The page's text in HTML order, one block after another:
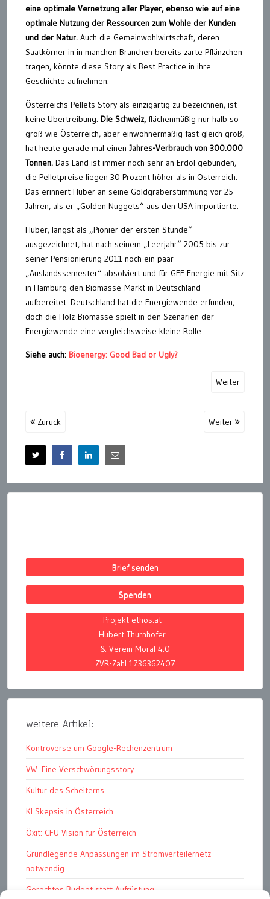
eine optimale Vernetzung aller Player, ebenso wie auf eine
optimale Nutzung der Ressourcen zum Wohle der Kunden
und der Natur. Auch die Gemeinwohlwirtschaft, deren
Saatkörner in in manchen Branchen bereits zarte Pflänzchen
tragen, könnte diese Story als Best Practice in ihre
Geschichte aufnehmen.
Österreichs Pellets Story als einzigartig zu bezeichnen, ist
keine Übertreibung. Die Schweiz,flächenmäßig nur halb so
groß wie Österreich, aber einwohnermäßig fast gleich groß,
hat heute gerade mal einen Jahres-Verbrauch von 300.000
Tonnen. Das Land ist immer noch sehr an Erdöl gebunden,
die Pelletpreise liegen 30 Prozent höher als in Österreich.
Das erinnert Huber an seine Goldgräberstimmung vor 25
Jahren, als er „Golden Nuggets“ aus den USA importierte.
Huber, längst als „Pionier der ersten Stunde“
ausgezeichnet, hat nach seinem „Leerjahr“ 2005 bis zur
seiner Pensionierung 2011 noch ein paar
„Auslandssemester“ absolviert und für GEE Energie mit Sitz
in Hamburg den Biomasse-Markt in Deutschland
aufbereitet. Deutschland hat die Energiewende erfunden,
doch die Holz-Biomasse spielt in den Szenarien der
Energiewende eine vergleichsweise kleine Rolle.
Siehe auch: Bioenergy: Good Bad or Ugly?
Weiter
Zurück Weiter
Brief senden
Spenden
Projekt ethos.at
Hubert Thurnhofer
& Verein Moral 4.0
ZVR-Zahl 1736362407
weitere Artikel:
Kontroverse um Google-Rechenzentrum
VW. Eine Verschwörungsstory
Kultur des Scheiterns
KI Skepsis in Österreich
Öxit: CFU Vision für Österreich
Grundlegende Anpassungen im Stromverteilernetz
notwendig
Gerechtes Budget statt Aufrüstung